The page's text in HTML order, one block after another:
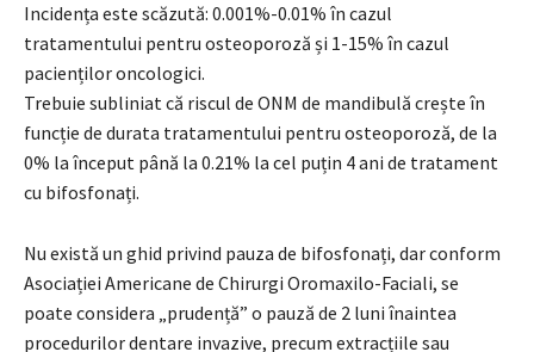
Incidența este scăzută: 0.001%-0.01% în cazul
tratamentului pentru osteoporoză și 1-15% în cazul
pacienților oncologici.
Trebuie subliniat că riscul de ONM de mandibulă crește în
funcție de durata tratamentului pentru osteoporoză, de la
0% la început până la 0.21% la cel puțin 4 ani de tratament
cu bifosfonați.
Nu există un ghid privind pauza de bifosfonați, dar conform
Asociației Americane de Chirurgi Oromaxilo-Faciali, se
poate considera „prudență” o pauză de 2 luni înaintea
procedurilor dentare invazive, precum extracțiile sau